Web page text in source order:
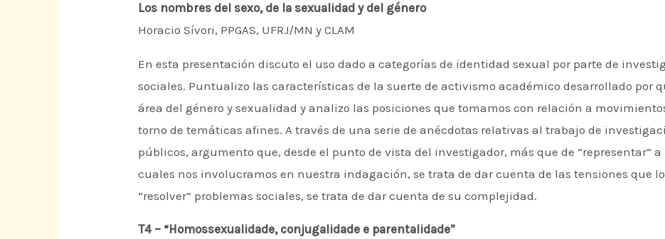
Los nombres del sexo, de la sexualidad y del género
Horacio Sívori, PPGAS, UFRJ/MN y CLAM
En esta presentación discuto el uso dado a categorías de identidad sexual por parte de
sociales. Puntualizo las características de la suerte de activismo académico desarrollado por
área del género y sexualidad y analizo las posiciones que tomamos con relación a
torno de temáticas afines. A través de una serie de anécdotas relativas al trabajo de
públicos, argumento que, desde el punto de vista del investigador, más que de “representar”
cuales nos involucramos en nuestra indagación, se trata de dar cuenta de las tensiones que
“resolver” problemas sociales, se trata de dar cuenta de su complejidad.
T4 – “Homossexualidade, conjugalidade e parentalidade”